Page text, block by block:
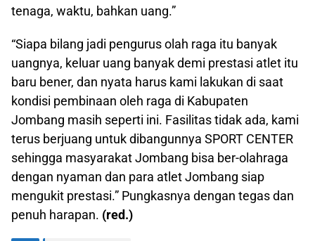
tenaga, waktu, bahkan uang.”
“Siapa bilang jadi pengurus olah raga itu banyak
uangnya, keluar uang banyak demi prestasi atlet itu
baru bener, dan nyata harus kami lakukan di saat
kondisi pembinaan oleh raga di Kabupaten
Jombang masih seperti ini. Fasilitas tidak ada, kami
terus berjuang untuk dibangunnya SPORT CENTER
sehingga masyarakat Jombang bisa ber-olahraga
dengan nyaman dan para atlet Jombang siap
mengukit prestasi.” Pungkasnya dengan tegas dan
penuh harapan. (red.)